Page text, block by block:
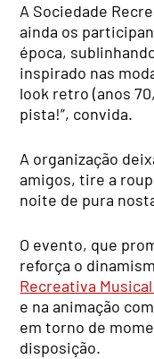
A Sociedade
ainda os
época,
inspirado nas
look retro (anos
pista!”, convida.
A organização
amigos, tire a
noite de pura
O evento, que
reforça o
Recreativa
e na animação
em torno de
disposição.